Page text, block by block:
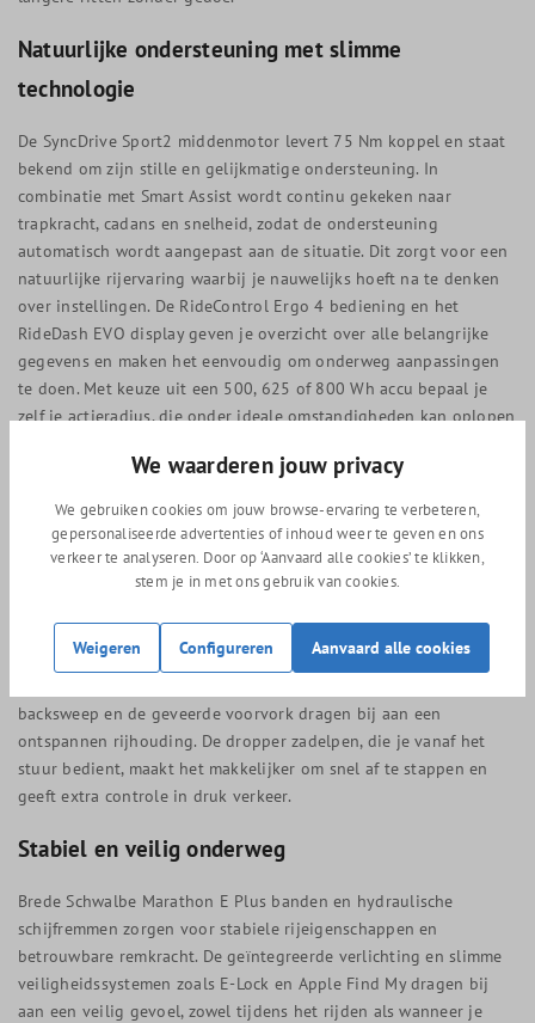
Natuurlijke ondersteuning met slimme
technologie
De SyncDrive Sport2 middenmotor levert 75 Nm koppel en staat
bekend om zijn stille en gelijkmatige ondersteuning. In
combinatie met Smart Assist wordt continu gekeken naar
trapkracht, cadans en snelheid, zodat de ondersteuning
automatisch wordt aangepast aan de situatie. Dit zorgt voor een
natuurlijke rijervaring waarbij je nauwelijks hoeft na te denken
over instellingen. De RideControl Ergo 4 bediening en het
RideDash EVO display geven je overzicht over alle belangrijke
gegevens en maken het eenvoudig om onderweg aanpassingen
te doen. Met keuze uit een 500, 625 of 800 Wh accu bepaal je
zelf je actieradius, die onder ideale omstandigheden kan oplopen
De kracht van de AnyTour E+ 3 zit in de combinatie van comfort
en eenvoud. De Gates Carbon Drive riem vervangt de traditionele
aandrijving. In combinatie met de Shimano Nexus 8
versnellingsnaaf schakel je betrouwbaar en soepel in
backsweep en de geveerde voorvork dragen bij aan een
ontspannen rijhouding. De dropper zadelpen, die je vanaf het
stuur bedient, maakt het makkelijker om snel af te stappen en
geeft extra controle in druk verkeer.
Stabiel en veilig onderweg
Brede Schwalbe Marathon E Plus banden en hydraulische
schijfremmen zorgen voor stabiele rijeigenschappen en
betrouwbare remkracht. De geïntegreerde verlichting en slimme
veiligheidssystemen zoals E-Lock en Apple Find My dragen bij
aan een veilig gevoel, zowel tijdens het rijden als wanneer je
We waarderen jouw privacy
We gebruiken cookies om jouw browse-ervaring te verbeteren,
gepersonaliseerde advertenties of inhoud weer te geven en ons
verkeer te analyseren. Door op ‘Aanvaard alle cookies’ te klikken,
stem je in met ons gebruik van cookies.
Weigeren Configureren Aanvaard alle cookies